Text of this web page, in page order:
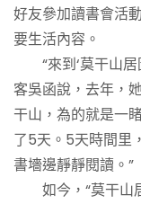
好友參加讀書會活
要生活內容。
“來到‘莫干山居
客吳函說，去年，
干山，為的就是一
了5天。5天時間里
書墻邊靜靜閱讀。”
如今，“莫干山